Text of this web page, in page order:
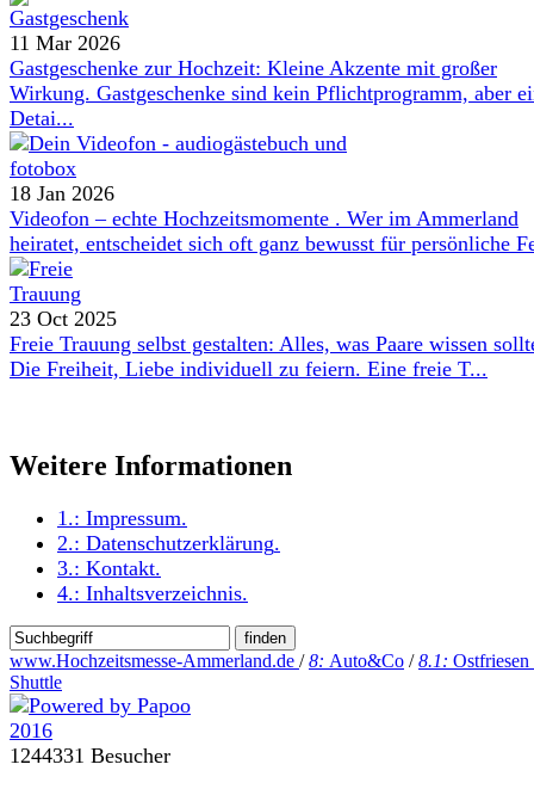
11 Mar 2026
Gastgeschenke zur Hochzeit: Kleine Akzente mit großer
Wirkung. Gastgeschenke sind kein Pflichtprogramm, aber
Detai...
18 Jan 2026
Videofon – echte Hochzeitsmomente . Wer im Ammerland
heiratet, entscheidet sich oft ganz bewusst für persönliche
23 Oct 2025
Freie Trauung selbst gestalten: Alles, was Paare wissen
Die Freiheit, Liebe individuell zu feiern. Eine freie T...
Weitere Informationen
1.: Impressum.
2.: Datenschutzerklärung.
3.: Kontakt.
4.: Inhaltsverzeichnis.
www.Hochzeitsmesse-Ammerland.de /8: Auto&Co /8.1:
Shuttle
1244331 Besucher